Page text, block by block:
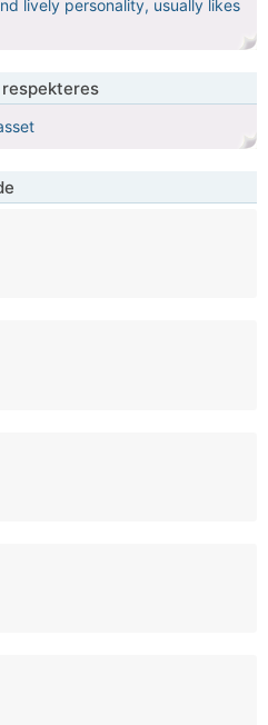
lively personality, usually likes